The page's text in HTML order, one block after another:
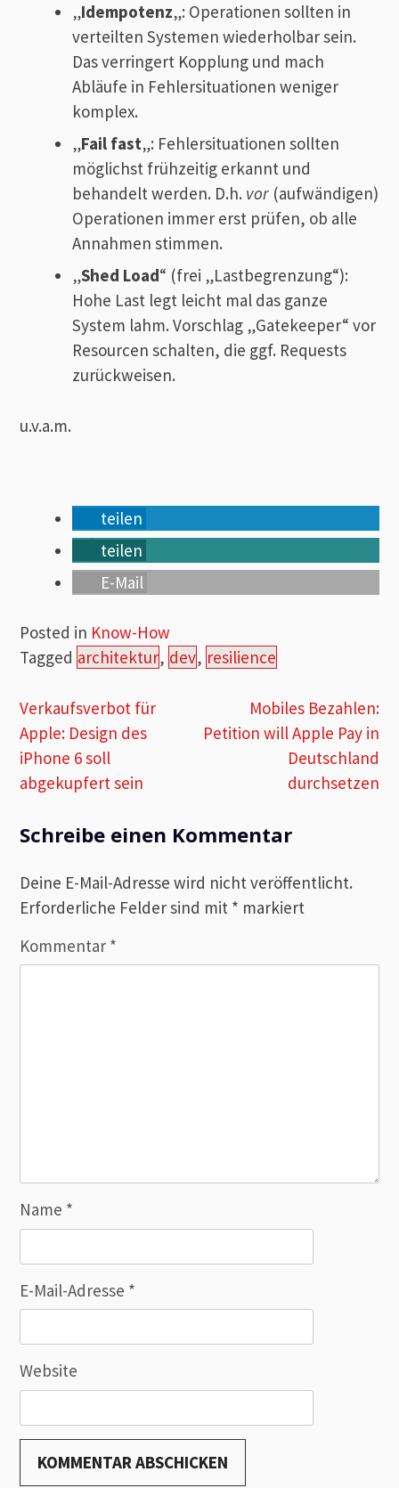
„Idempotenz„: Operationen sollten in
verteilten Systemen wiederholbar sein.
Das verringert Kopplung und mach
Abläufe in Fehlersituationen weniger
komplex.
„Fail fast„: Fehlersituationen sollten
möglichst frühzeitig erkannt und
behandelt werden. D.h. vor (aufwändigen)
Operationen immer erst prüfen, ob alle
Annahmen stimmen.
„Shed Load“ (frei „Lastbegrenzung“):
Hohe Last legt leicht mal das ganze
System lahm. Vorschlag „Gatekeeper“ vor
Resourcen schalten, die ggf. Requests
zurückweisen.
u.v.a.m.
teilen
teilen
E-Mail
Posted in Know-How
Tagged architektur, dev, resilience
Beitragsnavigation
Verkaufsverbot für
Apple: Design des
iPhone 6 soll
abgekupfert sein
Mobiles Bezahlen:
Petition will Apple Pay in
Deutschland
durchsetzen
Schreibe einen Kommentar
Deine E-Mail-Adresse wird nicht veröffentlicht.
Erforderliche Felder sind mit * markiert
Kommentar *
Name *
E-Mail-Adresse *
Website